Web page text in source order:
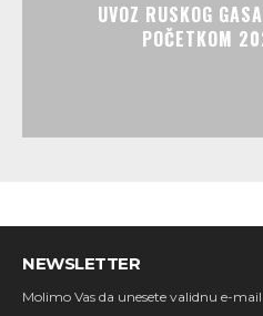
UVOZ RUSKOG
POČETKOM
NEWSLETTER
Molimo Vas da unesete validnu e-